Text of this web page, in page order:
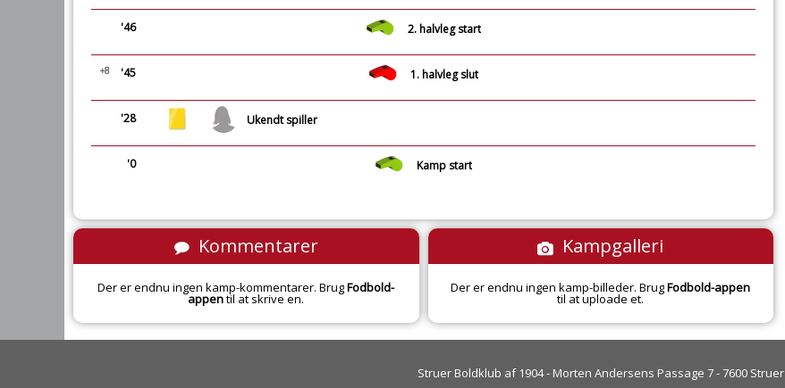
'46 2. halvleg start
'45
+8 1. halvleg slut
'28 Ukendt spiller
'0 Kamp start
Kommentarer
Der er endnu ingen kamp-kommentarer. BrugFodbold-
appentil at skrive en.
Kampgalleri
Der er endnu ingen kamp-billeder. BrugFodbold-appen
til at uploade et.
Struer Boldklub af 1904 - Morten Andersens Passage 7 - 7600 Struer